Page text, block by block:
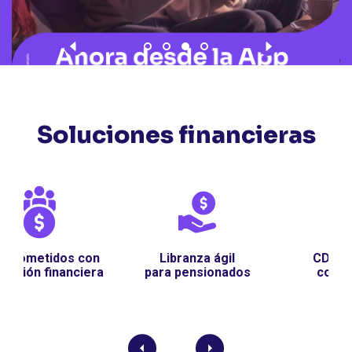
‹ ›
Soluciones financieras
Libranza ágil
para pensionados
CDT con tasas
competitivas